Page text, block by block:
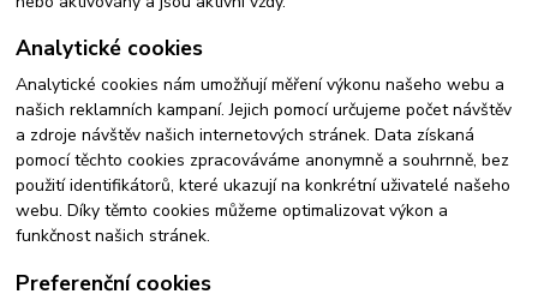
Analytické cookies
Analytické cookies nám umožňují měření výkonu našeho webu a
našich reklamních kampaní. Jejich pomocí určujeme počet návštěv
a zdroje návštěv našich internetových stránek. Data získaná
pomocí těchto cookies zpracováváme anonymně a souhrnně, bez
použití identifikátorů, které ukazují na konkrétní uživatelé našeho
webu. Díky těmto cookies můžeme optimalizovat výkon a
funkčnost našich stránek.
Preferenční cookies